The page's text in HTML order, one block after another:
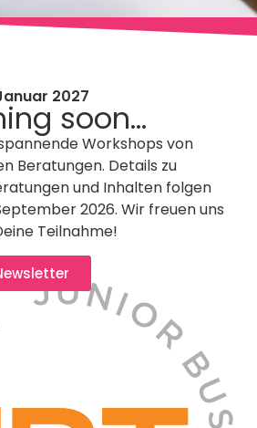
2027
soon...
Workshops von
Beratungen. Details zu
und Inhalten folgen
2026. Wir freuen uns
Teilnahme!